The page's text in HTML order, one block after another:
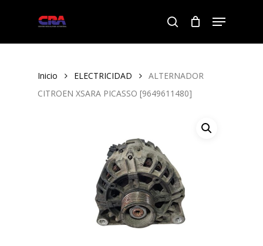
search
Menu
Inicio ELECTRICIDAD
ALTERNADOR
CITROEN XSARA PICASSO [9649611480]